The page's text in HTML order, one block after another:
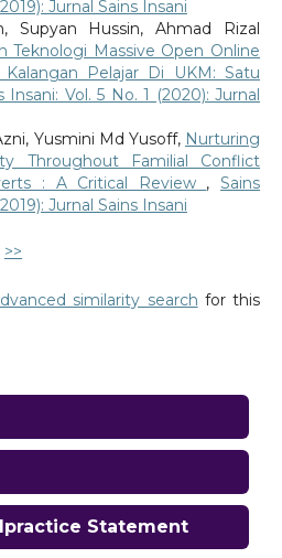
Jurnal Sains Insani
Supyan Hussin, Ahmad Rizal
Teknologi Massive Open Online
Pelajar Di UKM: Satu
Insani: Vol. 5 No. 1 (2020): Jurnal
Yusmini Md Yusoff, Nurturing
Throughout Familial Conflict
: A Critical Review ,Sains
Jurnal Sains Insani
>>
similarity search for this
Statement